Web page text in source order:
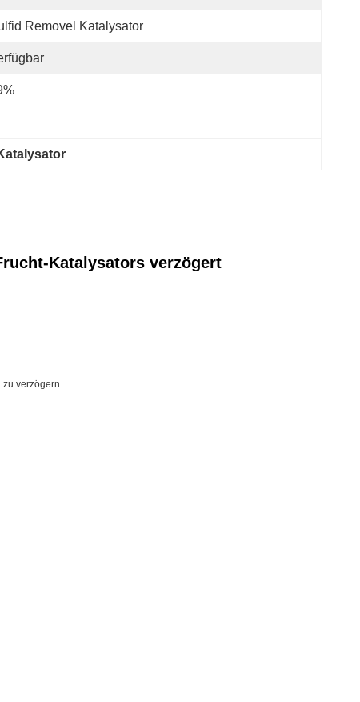
Removel Katalysator
Katalysators verzögert
zu verzögern.